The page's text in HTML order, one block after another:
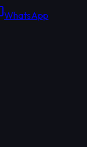
WhatsApp